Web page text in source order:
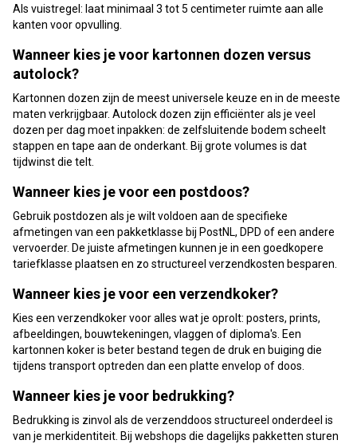
Als vuistregel: laat minimaal 3 tot 5 centimeter ruimte aan alle
kanten voor opvulling.
Wanneer kies je voor kartonnen dozen versus
autolock?
Kartonnen dozen zijn de meest universele keuze en in de meeste
maten verkrijgbaar. Autolock dozen zijn efficiënter als je veel
dozen per dag moet inpakken: de zelfsluitende bodem scheelt
stappen en tape aan de onderkant. Bij grote volumes is dat
tijdwinst die telt.
Wanneer kies je voor een postdoos?
Gebruik postdozen als je wilt voldoen aan de specifieke
afmetingen van een pakketklasse bij PostNL, DPD of een andere
vervoerder. De juiste afmetingen kunnen je in een goedkopere
tariefklasse plaatsen en zo structureel verzendkosten besparen.
Wanneer kies je voor een verzendkoker?
Kies een verzendkoker voor alles wat je oprolt: posters, prints,
afbeeldingen, bouwtekeningen, vlaggen of diploma's. Een
kartonnen koker is beter bestand tegen de druk en buiging die
tijdens transport optreden dan een platte envelop of doos.
Wanneer kies je voor bedrukking?
Bedrukking is zinvol als de verzenddoos structureel onderdeel is
van je merkidentiteit. Bij webshops die dagelijks pakketten sturen